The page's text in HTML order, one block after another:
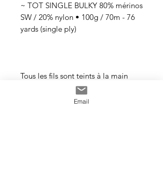
~ TOT SINGLE BULKY 80% mérinos
SW / 20% nylon • 100g / 70m - 76
yards (single ply)
Tous les fils sont teints à la main
avec des teintures acides
professionnelles non toxiques. Tous
Email